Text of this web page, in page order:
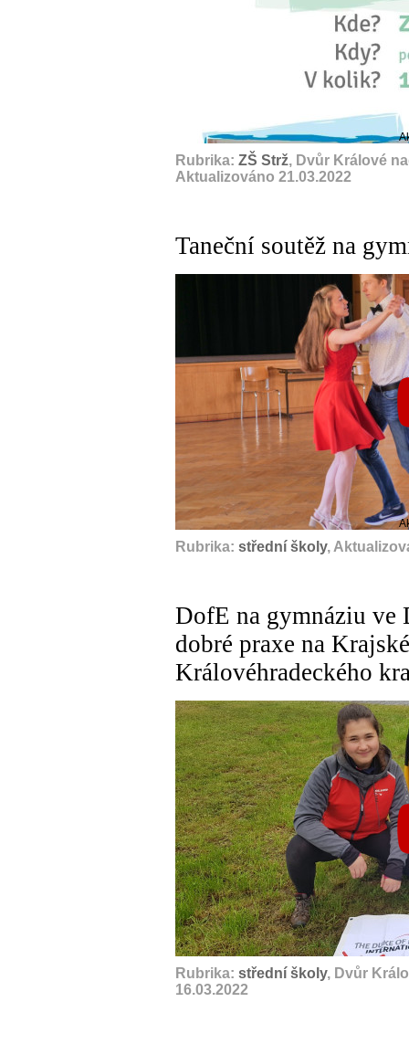
Rubrika: ZŠ Strž, Dvůr Králové
Aktualizováno 21.03.2022
Taneční soutěž na
Rubrika: střední školy,
DofE na gymnáziu
dobré praxe na
Královéhradeckého
Rubrika: střední školy, Dvůr
16.03.2022